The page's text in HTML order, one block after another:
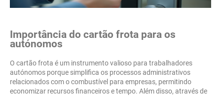
Importância do cartão frota para os
autónomos
O cartão frota é um instrumento valioso para trabalhadores
autónomos porque simplifica os processos administrativos
relacionados com o combustível para empresas, permitindo
economizar recursos financeiros e tempo. Além disso, através de